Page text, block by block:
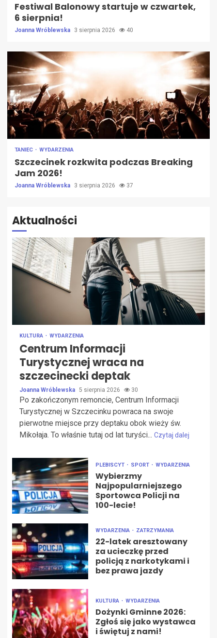
Festiwal Balonowy startuje w czwartek,
6 sierpnia!
Joanna Wróblewska 3 sierpnia 2026 40
TANIEC WYDARZENIA
Szczecinek rozkwita podczas Breaking
Jam 2026!
Joanna Wróblewska 3 sierpnia 2026 37
Aktualności
KULTURA WYDARZENIA
Centrum Informacji
Turystycznej wraca na
szczecinecki deptak
Joanna Wróblewska 5 sierpnia 2026 30
Po zakończonym remoncie, Centrum Informacji
Turystycznej w Szczecinku powraca na swoje
pierwotne miejsce przy deptaku obok wieży św.
Mikołaja. To właśnie tutaj od lat turyści... Czytaj dalej
PLEBISCYT SPORT WYDARZENIA
Wybierzmy
Najpopularniejszego
Sportowca Policji na
100-lecie!
WYDARZENIA ZATRZYMANIA
22-latek aresztowany
za ucieczkę przed
policją z narkotykami i
bez prawa jazdy
KULTURA WYDARZENIA
Dożynki Gminne 2026:
Zgłoś się jako wystawca
i świętuj z nami!